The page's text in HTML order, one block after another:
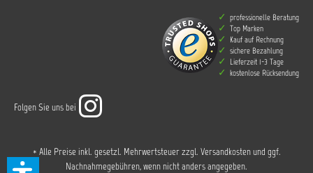
professionelle Beratung
Top Marken
Kauf auf Rechnung
sichere Bezahlung
Lieferzeit 1-3 Tage
kostenlose Rücksendung
Folgen Sie uns bei
* Alle Preise inkl. gesetzl. Mehrwertsteuer zzgl. Versandkostenund ggf.
Nachnahmegebühren, wenn nicht anders angegeben.